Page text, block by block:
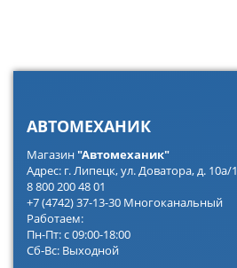
АВТОМЕХАНИК
Магазин"Автомеханик"
Адрес: г. Липецк, ул. Доватора, д. 10а/1
8 800 200 48 01
+7 (4742) 37-13-30 Многоканальный
Работаем:
Пн-Пт: с 09:00-18:00
Сб-Вс: Выходной